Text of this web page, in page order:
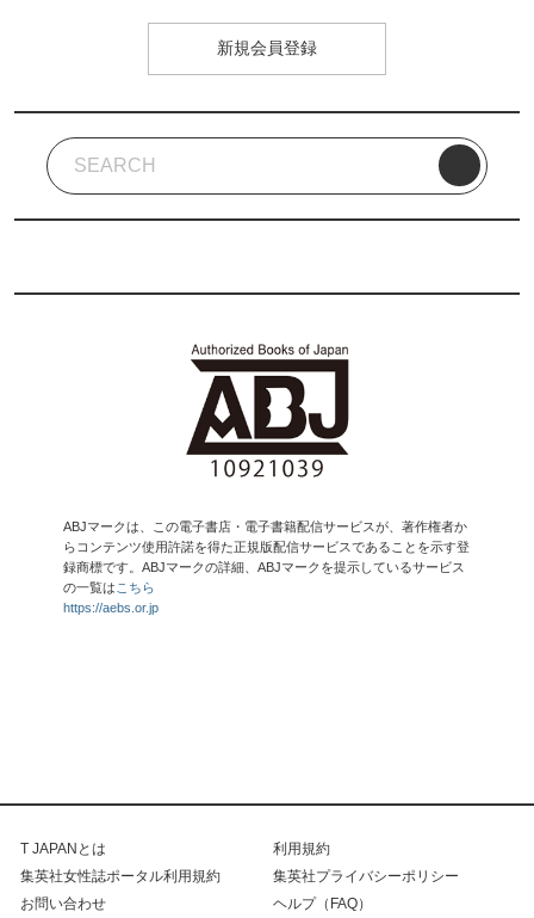
新規会員登録
ABJマークは、この電子書店・電子書籍配信サービスが、著作権者か
らコンテンツ使用許諾を得た正規版配信サービスであることを示す登
録商標です。ABJマークの詳細、ABJマークを提示しているサービス
の一覧は こちら
https://aebs.or.jp
T JAPANとは
利用規約
集英社女性誌ポータル利用規約
集英社プライバシーポリシー
お問い合わせ
ヘルプ（FAQ）